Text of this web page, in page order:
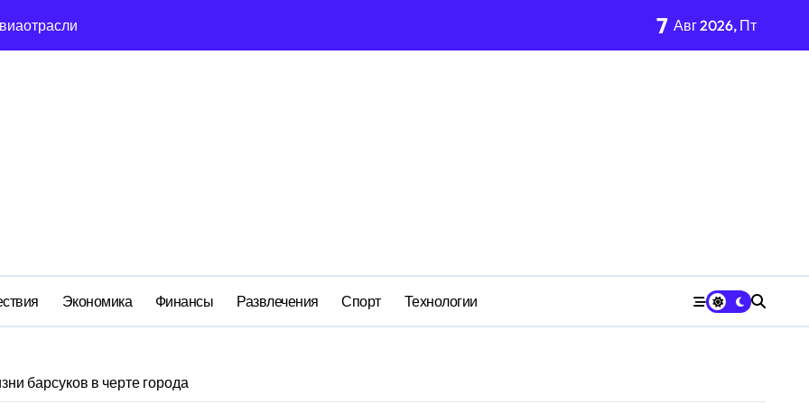
и маркетплейсы «умывают руки» после ударов по складам Wildberries?
катер стал металлоломом за 3 дня
как российская бюрократия превратила праздник в комедию
анклаве: военные изымают спирт «для защиты Отечества»
7 Авг 2026, Пт
Экономика Финансы Развлечения Спорт Технологии
барсуков в черте города